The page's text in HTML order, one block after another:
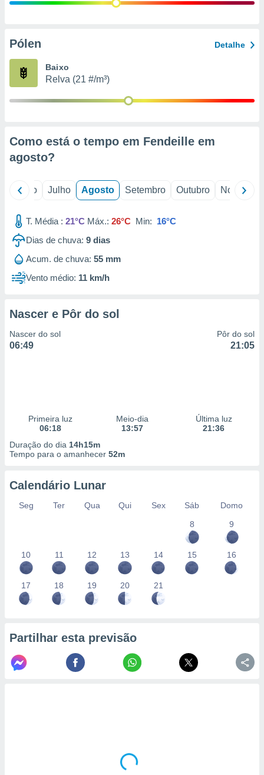
e
de
Pólen Detalhe
Baixo
Relva (21 #/m³)
Como está o tempo em Fendeille em
agosto?
Junho Julho Agosto Setembro Outubro Novembro
T. Média : 21°C Máx.: 26°C Min: 16°C
Dias de chuva: 9 dias
Acum. de chuva: 55 mm
Vento médio: 11 km/h
Nascer e Pôr do sol
Nascer do sol
06:49
Pôr do sol
21:05
Primeira luz
06:18
Meio-dia
13:57
Última luz
21:36
Duração do dia 14h15m
Tempo para o amanhecer 52m
Calendário Lunar
Seg Ter Qua Qui Sex Sáb
Domo
8
9
10 11 12 13 14 15 16
17 18 19 20 21
Partilhar esta previsão